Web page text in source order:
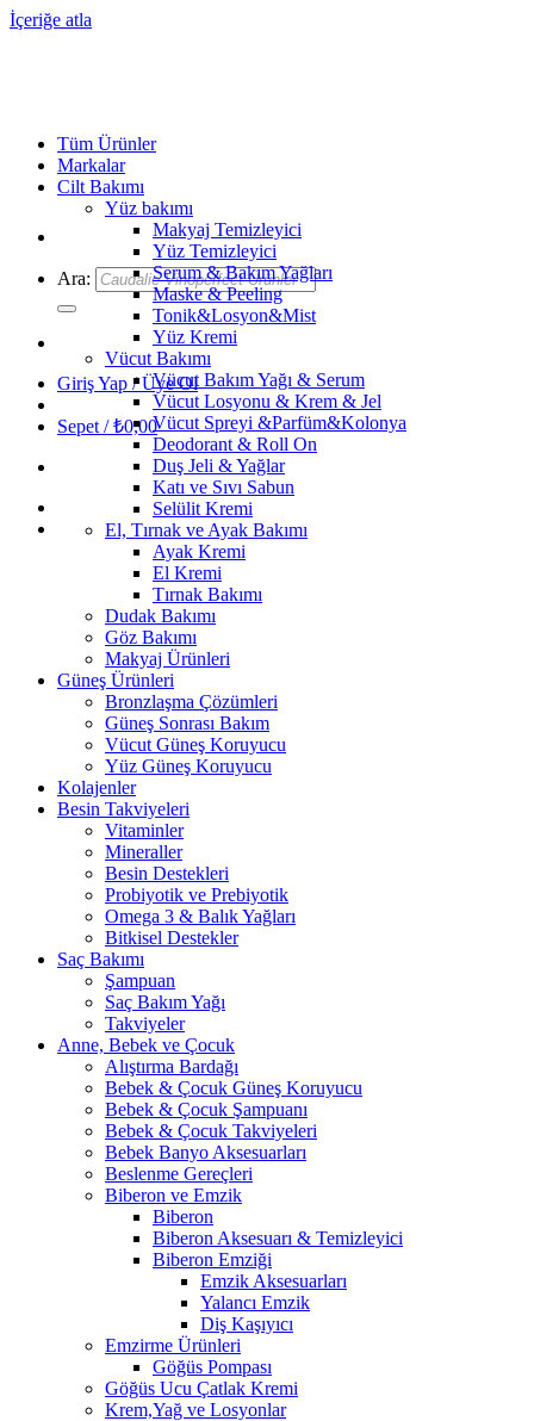
İçeriğe atla
Ara:
Giriş Yap / Üye Ol
Sepet /₺0,00
Tüm Ürünler
Markalar
Cilt Bakımı
Yüz bakımı
Makyaj Temizleyici
Yüz Temizleyici
Serum & Bakım Yağları
Maske & Peeling
Tonik&Losyon&Mist
Yüz Kremi
Vücut Bakımı
Vücut Bakım Yağı & Serum
Vücut Losyonu & Krem & Jel
Vücut Spreyi &Parfüm&Kolonya
Deodorant & Roll On
Duş Jeli & Yağlar
Katı ve Sıvı Sabun
Selülit Kremi
El, Tırnak ve Ayak Bakımı
Ayak Kremi
El Kremi
Tırnak Bakımı
Dudak Bakımı
Göz Bakımı
Makyaj Ürünleri
Güneş Ürünleri
Bronzlaşma Çözümleri
Güneş Sonrası Bakım
Vücut Güneş Koruyucu
Yüz Güneş Koruyucu
Kolajenler
Besin Takviyeleri
Vitaminler
Mineraller
Besin Destekleri
Probiyotik ve Prebiyotik
Omega 3 & Balık Yağları
Bitkisel Destekler
Saç Bakımı
Şampuan
Saç Bakım Yağı
Takviyeler
Anne, Bebek ve Çocuk
Alıştırma Bardağı
Bebek & Çocuk Güneş Koruyucu
Bebek & Çocuk Şampuanı
Bebek & Çocuk Takviyeleri
Bebek Banyo Aksesuarları
Beslenme Gereçleri
Biberon ve Emzik
Biberon
Biberon Aksesuarı & Temizleyici
Biberon Emziği
Emzik Aksesuarları
Yalancı Emzik
Diş Kaşıyıcı
Emzirme Ürünleri
Göğüs Pompası
Göğüs Ucu Çatlak Kremi
Krem,Yağ ve Losyonlar